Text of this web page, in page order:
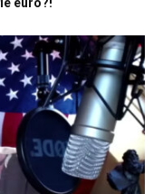
euro?!